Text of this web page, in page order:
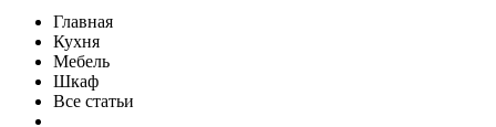
Главная
Кухня
Мебель
Шкаф
Все статьи